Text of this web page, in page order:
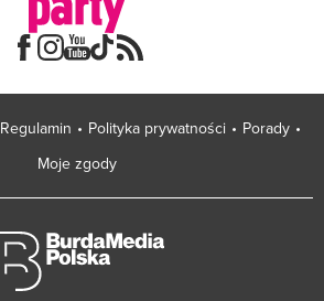
Regulamin Polityka prywatności
Porady
Moje zgody